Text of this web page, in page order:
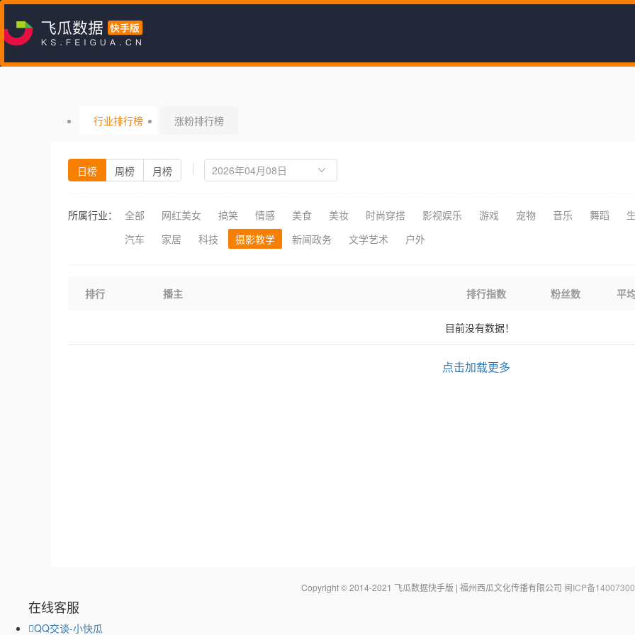
行业排行榜 涨粉排行榜
日榜 周榜 月榜
所属行业： 全部 网红美女 搞笑 情感 美食 美妆 时尚穿搭 影视娱乐 游戏 宠物 音乐 舞蹈
汽车
家居 科技 摄影教学 新闻政务 文学艺术 户外
排行 播主 排行指数 粉丝数 平
目前没有数据！
点击加载更多
Copyright © 2014-2021 飞瓜数据快手版 | 福州西瓜文化传播有限公司 闽ICP备
在线客服
QQ交谈-小快瓜